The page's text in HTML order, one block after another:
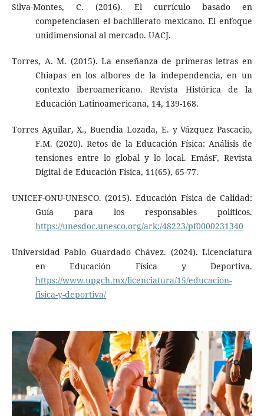
Silva-Montes, C. (2016). El currículo basado en
competenciasen el bachillerato mexicano. El enfoque
unidimensional al mercado. UACJ.
Torres, A. M. (2015). La enseñanza de primeras letras en
Chiapas en los albores de la independencia, en un
contexto iberoamericano. Revista Histórica de la
Educación Latinoamericana, 14, 139-168.
Torres Aguilar, X., Buendia Lozada, E. y Vázquez Pascacio,
F.M. (2020). Retos de la Educación Física: Análisis de
tensiones entre lo global y lo local. EmásF, Revista
Digital de Educación Física, 11(65), 65-77.
UNICEF-ONU-UNESCO. (2015). Educación Física de Calidad:
Guía para los responsables políticos.
https://unesdoc.unesco.org/ark:/48223/pf0000231340
Universidad Pablo Guardado Chávez. (2024). Licenciatura
en Educación Física y Deportiva.
https://www.upgch.mx/licenciatura/15/educacion-
fisica-y-deportiva/